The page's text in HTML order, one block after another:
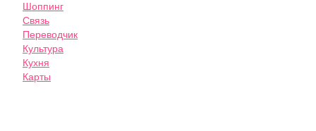
Шоппинг
Связь
Переводчик
Культура
Кухня
Карты